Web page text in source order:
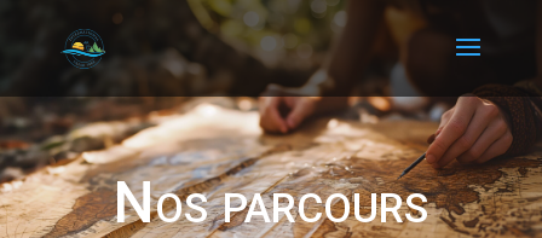
Nos parcours